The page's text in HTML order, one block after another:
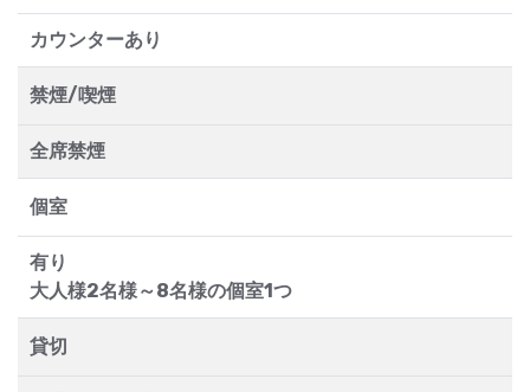
カウンターあり
禁煙/喫煙
全席禁煙
個室
有り
大人様2名様～8名様の個室1つ
貸切